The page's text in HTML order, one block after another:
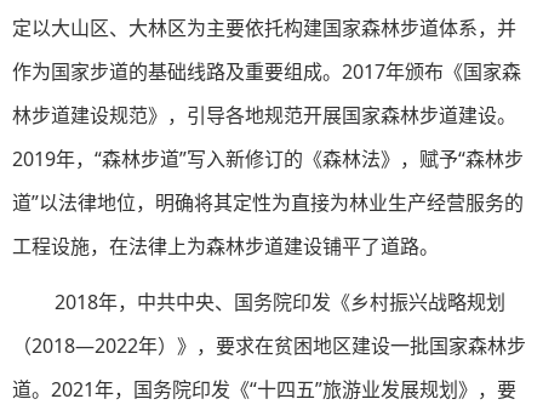
定以大山区、大林区为主要依托构建国家森林步道体系，并
作为国家步道的基础线路及重要组成。2017年颁布《国家森
林步道建设规范》，引导各地规范开展国家森林步道建设。
2019年，“森林步道”写入新修订的《森林法》，赋予“森林步
道”以法律地位，明确将其定性为直接为林业生产经营服务的
工程设施，在法律上为森林步道建设铺平了道路。
2018年，中共中央、国务院印发《乡村振兴战略规划
（2018—2022年）》，要求在贫困地区建设一批国家森林步
道。2021年，国务院印发《“十四五”旅游业发展规划》，要